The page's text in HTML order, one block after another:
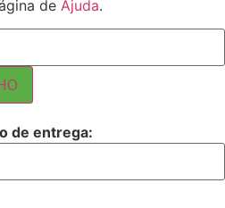
de Ajuda.
de entrega: